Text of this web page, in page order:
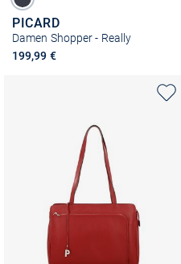
PICARD
Damen Shopper - Really
199,99 €